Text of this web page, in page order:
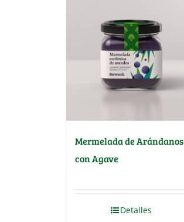
Mermelada de Arándanos
con Agave
Detalles